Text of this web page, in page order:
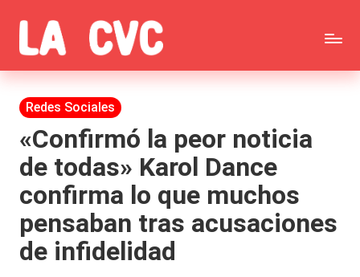
Saltar
al
contenido
C
o
p
u
c
h
a
s
Todas
las
noticias
de
la
farándula,
Realitys,
Publicada
Redes Sociales
«Confirmó la peor noticia
de todas» Karol Dance
confirma lo que muchos
pensaban tras acusaciones
de infidelidad